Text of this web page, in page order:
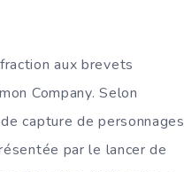
aux brevets
Company. Selon
capture de personnages
par le lancer de